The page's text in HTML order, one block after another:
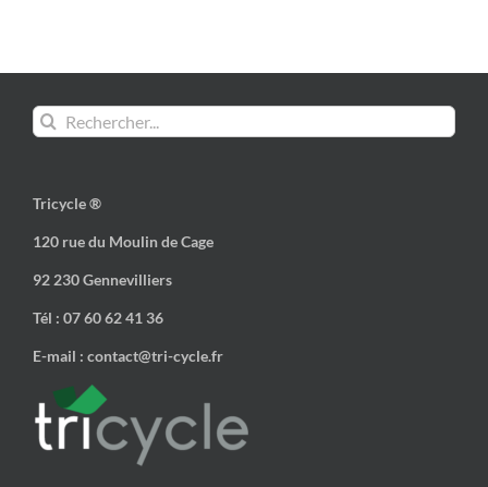
Rechercher:
Tricycle ®
120 rue du Moulin de Cage
92 230 Gennevilliers
Tél : 07 60 62 41 36
E-mail : contact@tri-cycle.fr